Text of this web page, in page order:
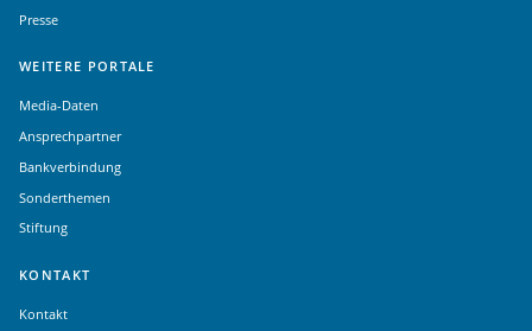
Presse
WEITERE PORTALE
Media-Daten
Ansprechpartner
Bankverbindung
Sonderthemen
Stiftung
KONTAKT
Kontakt